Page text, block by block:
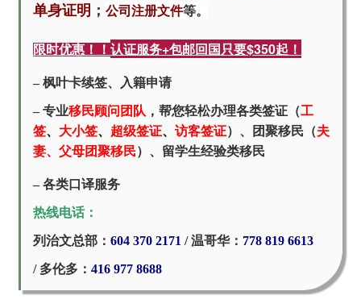
单身证明 ； 公司注册文件等。
限时优惠！！ 认证服务+包邮回国只要$350起！
– 枫叶卡续签、入籍申请
– 专业移民顾问团队 ，帮您轻松办理各类签证（工
签、 大小签、 超级签证、 访客签证）、团聚移民（夫
妻、父母团聚移民）、留学生经验类移民
– 各类口译服务
热线电话：
列治文总部： 604 370 2171 /温哥华： 778 819 6613
/ 多伦多： 416 977 8688